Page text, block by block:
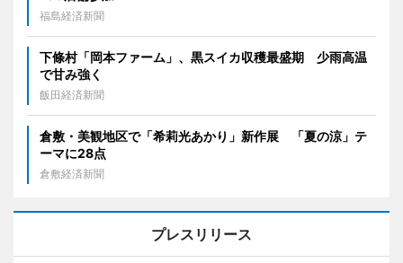
福島経済新聞
下條村「岡本ファーム」、黒スイカ収穫最盛期 少雨高温
で甘み強く
飯田経済新聞
倉敷・美観地区で「希莉光あかり」新作展 「夏の涼」テ
ーマに28点
倉敷経済新聞
プレスリリース